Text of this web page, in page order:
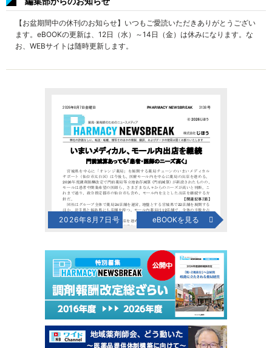
【お盆期間中の休刊のお知らせ】いつもご愛読いただきありがとうござい
ます。eBOOKの更新は、12日（水）～14日（金）は休みになります。な
お、WEBサイトは随時更新します。
2026年8月7日号 eBOOKを見る